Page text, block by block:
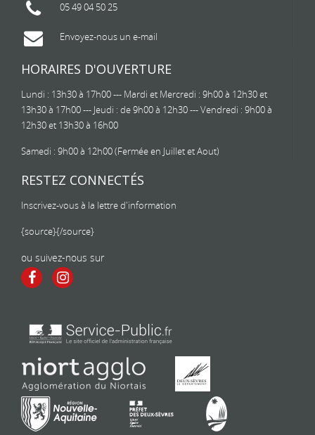
05 49 04 50 25
Envoyez-nous un e-mail
HORAIRES D'OUVERTURE
Lundi : 13h30 à 17h00 --- Mardi et Mercredi : 9h00 à 12h30 et
13h30 à 17h00 --- Jeudi : de 9h00 à 12h30 --- Vendredi : 9h00 à
12h30 et 13h30 à 16h00
Samedi : 9h00 à 12h00 (Fermée en Juillet et Aout)
RESTEZ CONNECTÉS
Inscrivez-vous à la lettre d'information
{source}{/source}
ou suivez-nous sur